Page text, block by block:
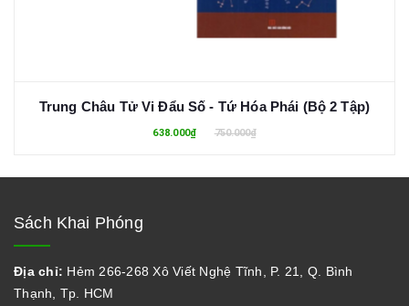
Trung Châu Tử Vi Đẩu Số - Tứ Hóa Phái (Bộ 2 Tập)
638.000₫ 750.000₫
Sách Khai Phóng
Địa chỉ: Hẻm 266-268 Xô Viết Nghệ Tĩnh, P. 21, Q. Bình
Thạnh, Tp. HCM